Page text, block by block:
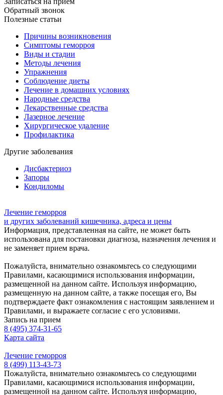
Обратный звонок
Полезные статьи
Причины возникновения
Симптомы геморроя
Виды и стадии
Методы лечения
Упражнения
Соблюдение диеты
Лечение в домашних условиях
Народные средства
Лекарственные средства
Лазерное лечение
Хирургическое удаление
Профилактика
Другие заболевания
Дисбактериоз
Запоры
Кондиломы
Лечение геморроя
и других заболеваний кишечника, адреса и цены
Информация, представленная на сайте, не может быть
использована для постановки диагноза, назначения лечения и
не заменяет прием врача.
Пожалуйста, внимательно ознакомьтесь со следующими
Правилами, касающимися использования информации,
размещенной на данном сайте. Используя информацию,
размещенную на данном сайте, а также посещая его, Вы
подтверждаете факт ознакомления с настоящим заявлением и
Правилами, и выражаете согласие с его условиями.
Запись на прием
8 (495) 374-31-65
Карта сайта
Лечение геморроя
8 (499) 113-43-73
Пожалуйста, внимательно ознакомьтесь со следующими
Правилами, касающимися использования информации,
размещенной на данном сайте. Используя информацию,